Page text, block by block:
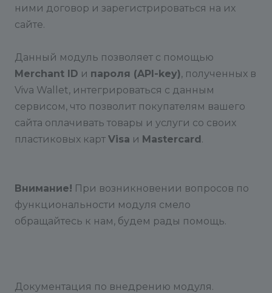
ними договор и зарегистрироваться на их
сайте.
Данный модуль позволяет с помощью
Merchant ID и пароля (API-key), полученных в
Viva Wallet, интегрироваться с данным
сервисом, что позволит покупателям вашего
сайта оплачивать товары и услуги со своих
пластиковых карт Visa и Mastercard.
Внимание! При возникновении вопросов по
функциональности модуля смело
обращайтесь к нам, будем рады помощь.
Документация по внедрению модуля.